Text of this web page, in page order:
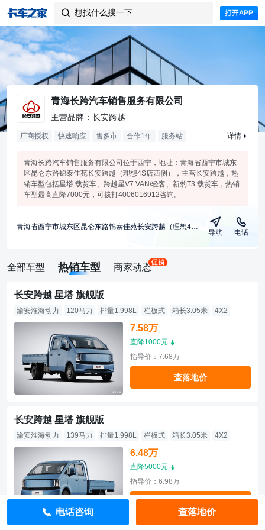
 想找什么搜一下
青海长跨汽车销售服务有限公司
主营品牌：长安跨越
厂商授权 快速响应 售多市 合作1年 服务站 详情
青海长跨汽车销售服务有限公司位于西宁，地址：青海省西宁市城东
区昆仑东路锦泰佳苑长安跨越（理想4S店西侧），主营长安跨越，热
销车型包括星塔 载货车、跨越星V7 VAN/轻客、新豹T3 载货车，热销
车型最高直降7000元，可拨打4006016912咨询。
青海省西宁市城东区昆仑东路锦泰佳苑长安跨越（理想4S店西侧）
导航 电话
全部车型 热销车型 商家动态
长安跨越 星塔 旗舰版
渝安淮海动力 120马力 排量1.998L 栏板式 箱长3.05米 4X2
7.58万
直降1000元
指导价：7.68万
查落地价
长安跨越 星塔 旗舰版
渝安淮海动力 139马力 排量1.998L 栏板式 箱长3.05米 4X2
6.48万
直降5000元
指导价：6.98万
查落地价
电话咨询 查落地价